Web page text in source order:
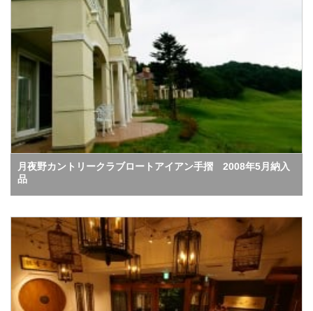
月夜野カントリークラブロートアイアン手摺 2008年5月納入
品